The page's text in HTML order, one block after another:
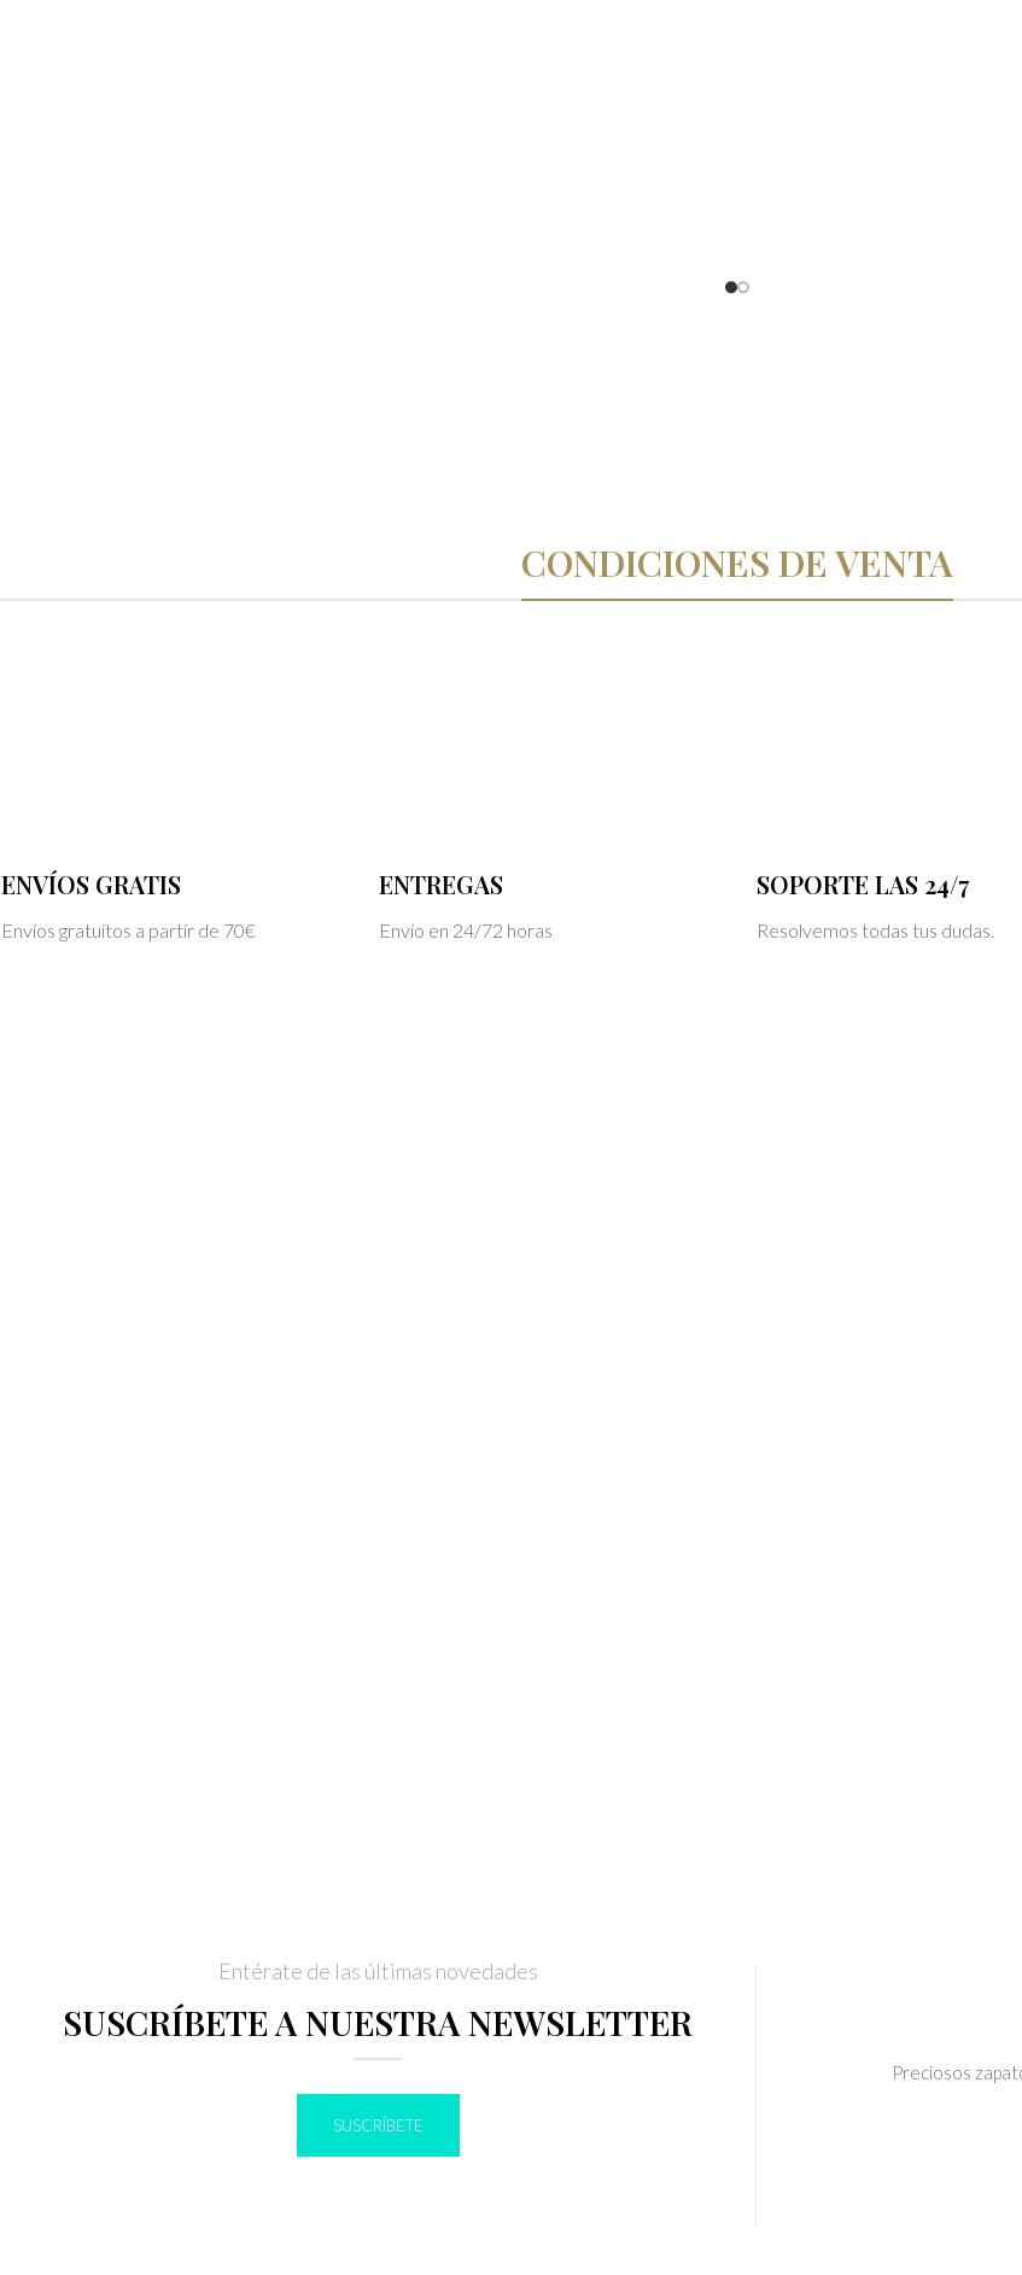
CONDICIONES DE VENTA
ENVÍOS GRATIS
Envíos gratuitos a partir de 70€
ENTREGAS
Envío en 24/72 horas
SOPORTE LAS 24/7
Resolvemos todas tus dudas.
Entérate de las últimas novedades
SUSCRÍBETE A NUESTRA NEWSLETTER
SUSCRÍBETE
Preciosos